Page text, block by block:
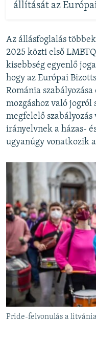
állítását az
Az állásfoglalás
2025 közti első
kisebbség egyenlő
hogy az Európai
Románia
mozgáshoz való
megfelelő
irányelvnek a házas-
ugyanúgy vonatkozik
Pride-felvonulás a